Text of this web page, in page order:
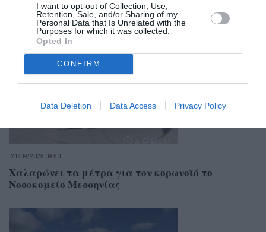
I want to opt-out of Collection, Use,
Retention, Sale, and/or Sharing of my
Personal Data that Is Unrelated with the
Purposes for which it was collected.
Opted In
CONFIRM
Data Deletion Data Access Privacy Policy
Σχετικά Άρθρα
21/09/2025 09:50
Χαλαρώνει τα μέτρα για τον κορωνοϊό το
Νοσοκομείο Μεσσηνίας